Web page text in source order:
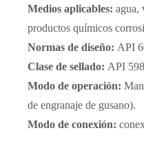
Medios aplicables: agua,
productos químicos
Normas de diseño: API
Clase de sellado: API
Modo de operación:
de engranaje de gusano).
Modo de conexión: